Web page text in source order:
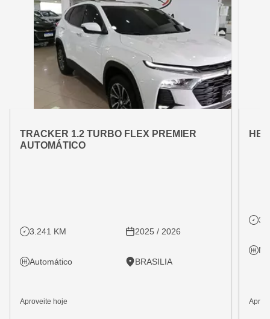
VARIANT:
TRACKER 1.2 TURBO FLEX PREMIER
AUTOMÁTICO
3.241 KM 2025 / 2026
Automático BRASILIA
Aproveite hoje